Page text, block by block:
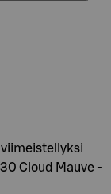
Cloud Mauve -